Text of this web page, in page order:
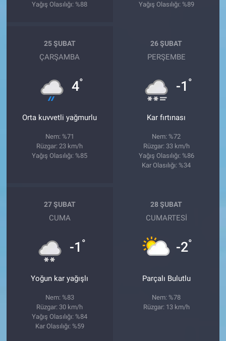
Yağış Olasılığı: %88
Yağış Olasılığı: %89
25 ŞUBAT
ÇARŞAMBA
4°
Orta kuvvetli yağmurlu
Nem: %71
Rüzgar: 23 km/h
Yağış Olasılığı: %85
26 ŞUBAT
PERŞEMBE
-1 °
Kar fırtınası
Nem: %72
Rüzgar: 33 km/h
Yağış Olasılığı: %86
Kar Olasılığı: %34
27 ŞUBAT
CUMA
-1 °
Yoğun kar yağışlı
Nem: %83
Rüzgar: 30 km/h
Yağış Olasılığı: %84
Kar Olasılığı: %59
28 ŞUBAT
CUMARTESI
-2°
Parçalı Bulutlu
Nem: %78
Rüzgar: 13 km/h